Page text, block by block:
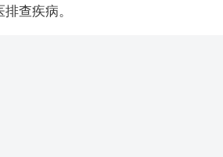
查疾病。